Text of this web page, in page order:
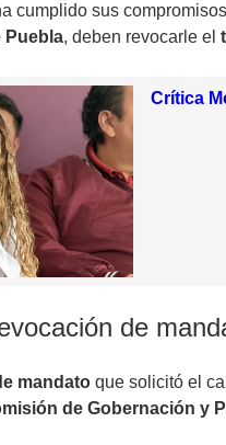
cumplido sus
Puebla, deben revocarle el
Crítica
de
mandato que solicitó el
de Gobernación y